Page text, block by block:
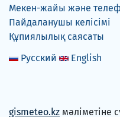
Мекен-жайы және
Пайдаланушы келісімі
Құпиялылық саясаты
Русский
English
gismeteo.kz мәліметіне